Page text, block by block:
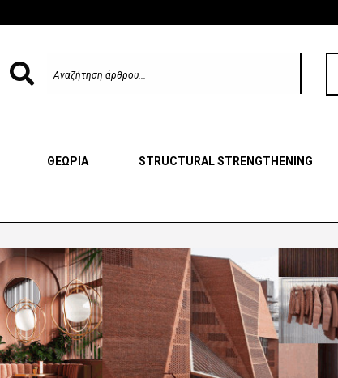
ΘΕΩΡΙΑ STRUCTURAL STRENGTHENING